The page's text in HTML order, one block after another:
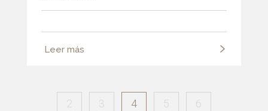
Leer más
2 3 4 5 6